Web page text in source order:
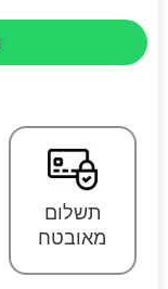
תשלום
מאובטח